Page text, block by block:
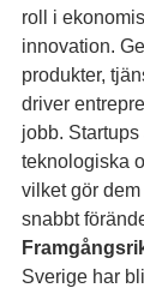
roll i
innovation.
produkter,
driver
jobb.
teknologiska
vilket gör
snabbt
Sverige har